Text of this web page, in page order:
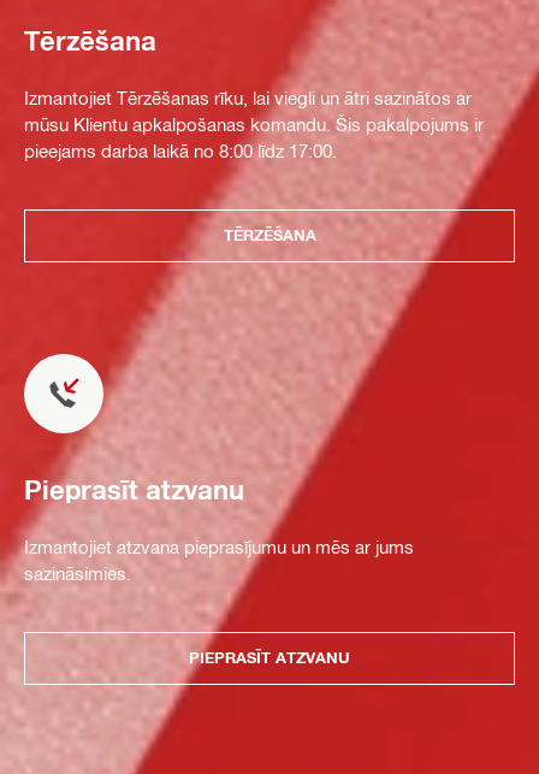
Tērzēšana
Izmantojiet Tērzēšanas rīku, lai viegli un ātri sazinātos ar
mūsu Klientu apkalpošanas komandu. Šis pakalpojums ir
pieejams darba laikā no 8:00 līdz 17:00.
TĒRZĒŠANA
Pieprasīt atzvanu
Izmantojiet atzvana pieprasījumu un mēs ar jums
sazināsimies.
PIEPRASĪT ATZVANU